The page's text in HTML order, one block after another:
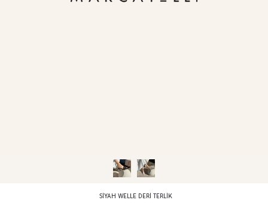
SIYAH WELLE DERI TERLIK